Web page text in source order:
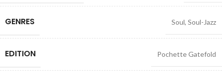
GENRES Soul, Soul-Jazz
EDITION Pochette Gatefold